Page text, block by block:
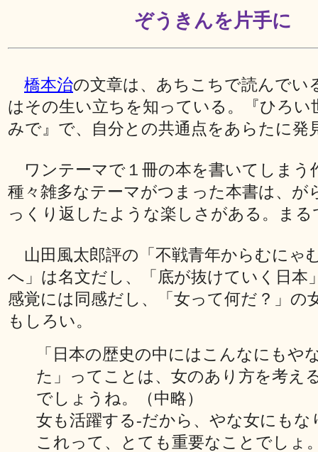
ぞうきんを片手に
橋本治の文章は、あちこちで読んでい
はその生い立ちを知っている。『ひろい
みで』で、自分との共通点をあらたに発
ワンテーマで１冊の本を書いてしまう
種々雑多なテーマがつまった本書は、が
っくり返したような楽しさがある。まる
山田風太郎評の「不戦青年からむにゃ
へ」は名文だし、「底が抜けていく日本
感覚には同感だし、「女って何だ？」の
もしろい。
「日本の歴史の中にはこんなにもや
た」ってことは、女のあり方を考え
でしょうね。（中略）
女も活躍する‐だから、やな女にもな
これって、とても重要なことでしょ